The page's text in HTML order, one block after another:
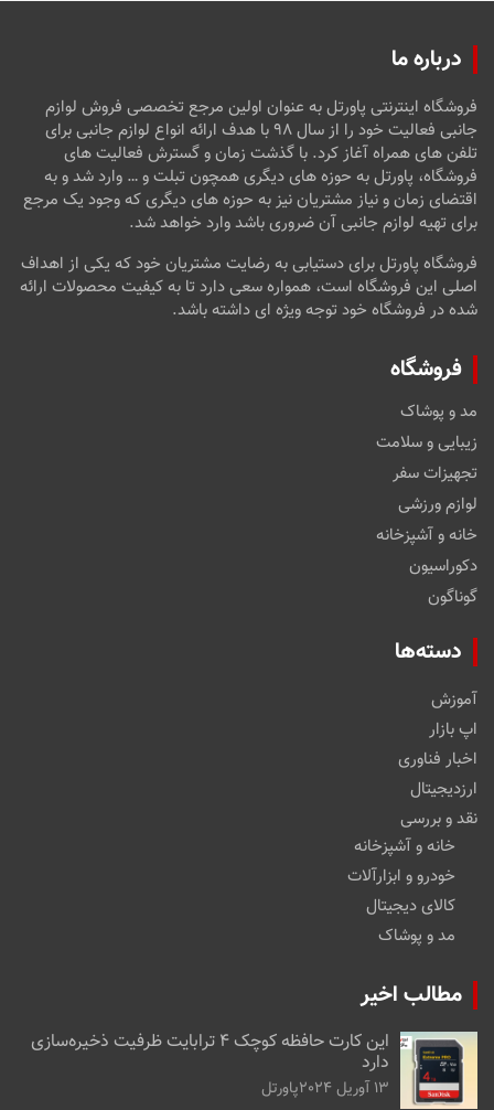
درباره ما
فروشگاه اینترنتی پاورتل به عنوان اولین مرجع تخصصی فروش لوازم
جانبی فعالیت خود را از سال ۹۸ با هدف ارائه انواع لوازم جانبی برای
تلفن های همراه آغاز کرد. با گذشت زمان و گسترش فعالیت های
فروشگاه، پاورتل به حوزه های دیگری همچون تبلت و … وارد شد و به
اقتضای زمان و نیاز مشتریان نیز به حوزه های دیگری که وجود یک مرجع
برای تهیه لوازم جانبی آن ضروری باشد وارد خواهد شد.
فروشگاه پاورتل برای دستیابی به رضایت مشتریان خود که یکی از اهداف
اصلی این فروشگاه است، همواره سعی دارد تا به کیفیت محصولات ارائه
شده در فروشگاه خود توجه ویژه ای داشته باشد.
فروشگاه
مد و پوشاک
زیبایی و سلامت
تجهیزات سفر
لوازم ورزشی
خانه و آشپزخانه
دکوراسیون
گوناگون
دسته‌ها
آموزش
اپ بازار
اخبار فناوری
ارزدیجیتال
نقد و بررسی
خانه و آشپزخانه
خودرو و ابزارآلات
کالای دیجیتال
مد و پوشاک
مطالب اخیر
این کارت حافظه کوچک ۴ ترابایت ظرفیت ذخیره‌سازی
دارد
13 آوریل 2024 پاورتل